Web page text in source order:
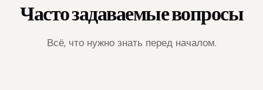
Часто задаваемые вопросы
Всё, что нужно знать перед началом.